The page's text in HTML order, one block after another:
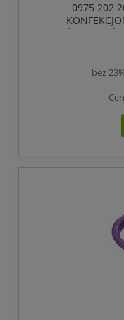
0975 202
ZAKOŃCZONY,
bez